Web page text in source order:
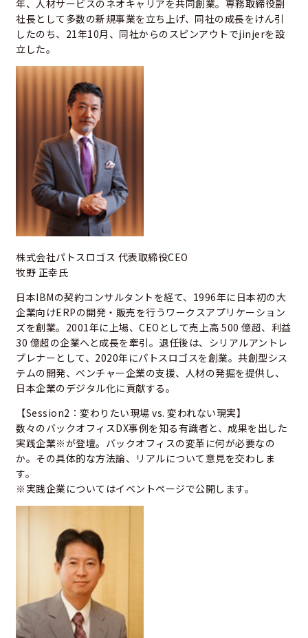
年、人材サービスのネオキャリアを共同創業。専務取締役副
社長として多数の新規事業を立ち上げ、同社の成長をけん引
したのち、21年10月、同社からのスピンアウトでjinjerを設
立した。
株式会社パトスロゴス 代表取締役CEO
牧野 正幸氏
日本IBMの契約コンサルタントを経て、1996年に日本初の大
企業向けERPの開発・販売を行うワークスアプリケーション
ズを創業。2001年に上場、CEOとして売上高 500 億超、利益
30 億超の企業へと成長を牽引。退任後は、シリアルアントレ
プレナーとして、2020年にパトスロゴスを創業。共創型シス
テムの開発、ベンチャー企業の支援、人材の発掘を提供し、
日本企業のデジタル化に貢献する。
【Session2：変わりたい現場 vs. 変われない現実】
数々のバックオフィスDX事例を知る有識者と、成果を出した
実践企業※が登壇。バックオフィスの変革に何が必要なの
か。その具体的な方法論、リアルについて意見を交わしま
す。
※実践企業についてはイベントページで公開します。